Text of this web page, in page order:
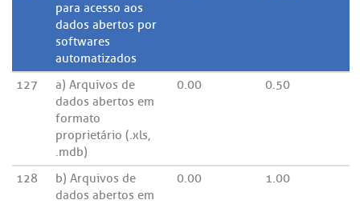
para acesso aos
dados abertos por
softwares
automatizados
127
a) Arquivos de
dados abertos em
formato
proprietário (.xls,
.mdb)
0.00 0.50
128
b) Arquivos de
dados abertos em
0.00 1.00